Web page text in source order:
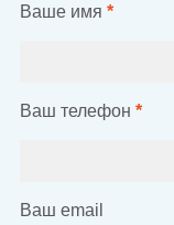
Ваше имя *
Ваш телефон *
Ваш email